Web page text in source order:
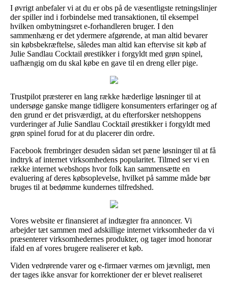
I øvrigt anbefaler vi at du er obs på de væsentligste retningslinjer
der spiller ind i forbindelse med transaktionen, til eksempel
hvilken ombytningsret e-forhandleren bruger. I den
sammenhæng er det ydermere afgørende, at man altid bevarer
sin købsbekræftelse, således man altid kan eftervise sit køb af
Julie Sandlau Cocktail ørestikker i forgyldt med grøn spinel,
uafhængig om du skal købe en gave til en dreng eller pige.
Trustpilot præsterer en lang række hæderlige løsninger til at
undersøge ganske mange tidligere konsumenters erfaringer og af
den grund er det prisværdigt, at du efterforsker netshoppens
vurderinger af Julie Sandlau Cocktail ørestikker i forgyldt med
grøn spinel forud for at du placerer din ordre.
Facebook frembringer desuden sådan set pæne løsninger til at få
indtryk af internet virksomhedens popularitet. Tilmed ser vi en
række internet webshops hvor folk kan sammensætte en
evaluering af deres købsoplevelse, hvilket på samme måde bør
bruges til at bedømme kundernes tilfredshed.
Vores website er finansieret af indtægter fra annoncer. Vi
arbejder tæt sammen med adskillige internet virksomheder da vi
præsenterer virksomhedernes produkter, og tager imod honorar
ifald en af vores brugere realiserer et køb.
Viden vedrørende varer og e-firmaer værnes om jævnligt, men
der tages ikke ansvar for korrektioner der er blevet realiseret